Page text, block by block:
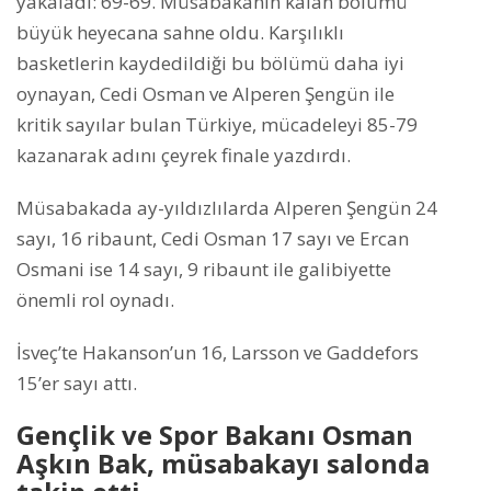
büyük heyecana sahne oldu. Karşılıklı
basketlerin kaydedildiği bu bölümü daha iyi
oynayan, Cedi Osman ve Alperen Şengün ile
kritik sayılar bulan Türkiye, mücadeleyi 85-79
kazanarak adını çeyrek finale yazdırdı.
Müsabakada ay-yıldızlılarda Alperen Şengün 24
sayı, 16 ribaunt, Cedi Osman 17 sayı ve Ercan
Osmani ise 14 sayı, 9 ribaunt ile galibiyette
önemli rol oynadı.
İsveç’te Hakanson’un 16, Larsson ve Gaddefors
15’er sayı attı.
Gençlik ve Spor Bakanı Osman
Aşkın Bak, müsabakayı salonda